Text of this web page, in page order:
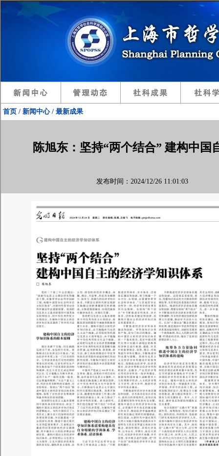
首页 / 新闻中心 / 最新成果
陈旭东：坚持“两个结合” 建构中国
发布时间：2024/12/26 11:01:03